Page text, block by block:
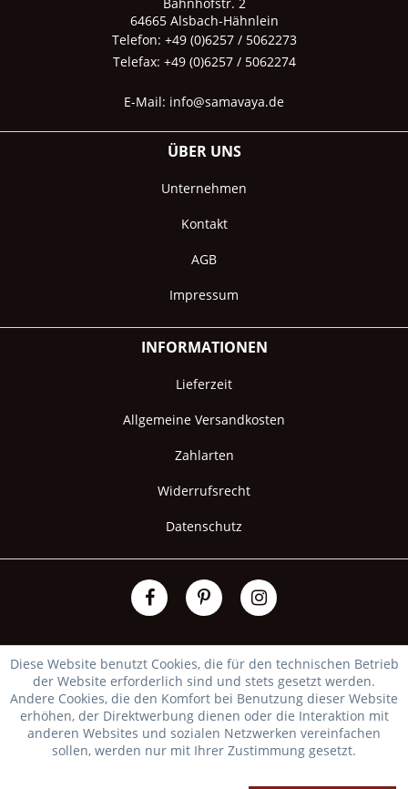
Bahnhofstr. 2
64665 Alsbach-Hähnlein
Telefon: +49 (0)6257 / 5062273
Telefax: +49 (0)6257 / 5062274
E-Mail: info@samavaya.de
ÜBER UNS
Unternehmen
Kontakt
AGB
Impressum
INFORMATIONEN
Lieferzeit
Allgemeine Versandkosten
Zahlarten
Widerrufsrecht
Datenschutz
Diese Website benutzt Cookies, die für den technischen Betrieb
der Website erforderlich sind und stets gesetzt werden.
Andere Cookies, die den Komfort bei Benutzung dieser Website
erhöhen, der Direktwerbung dienen oder die Interaktion mit
anderen Websites und sozialen Netzwerken vereinfachen
sollen, werden nur mit Ihrer Zustimmung gesetzt.